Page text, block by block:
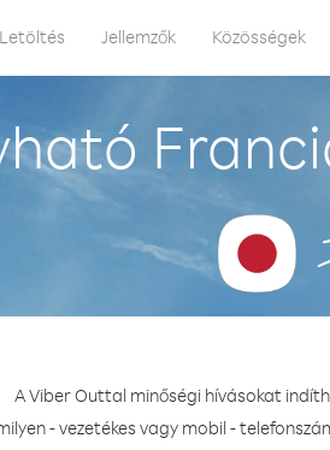
Letöltés Jellemzők Közösségek
A Viber Outtal minőségi hívásokat
- vezetékes vagy mobil -